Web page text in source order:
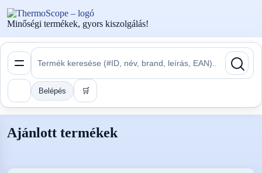
Minőségi termékek, gyors kiszolgálás!
Belépés 🛒
Ajánlott termékek